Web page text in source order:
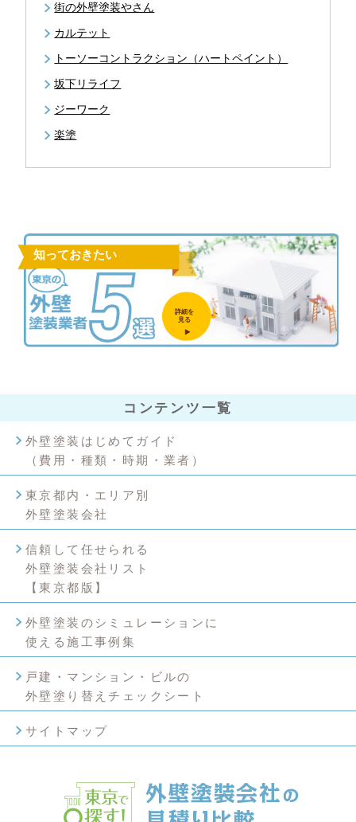
街の外壁塗装やさん
カルテット
トーソーコントラクション（ハートペイント）
坂下リライフ
ジーワーク
楽塗
知っておきたい
詳細を
見る
コンテンツ一覧
外壁塗装はじめてガイド
（費用・種類・時期・業者）
東京都内・エリア別
外壁塗装会社
信頼して任せられる
外壁塗装会社リスト
【東京都版】
外壁塗装のシミュレーションに
使える施工事例集
戸建・マンション・ビルの
外壁塗り替えチェックシート
サイトマップ